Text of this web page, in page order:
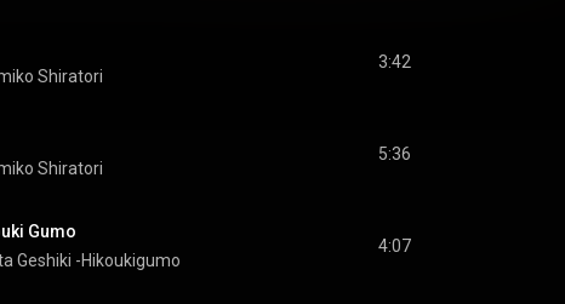
Shiratori
3:42
Shiratori
5:36
Gumo
Geshiki -Hikoukigumo
4:07